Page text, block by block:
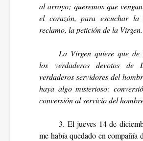
al arroyo; queremos que
el corazón, para escuchar la
reclamo, la petición de la Virgen.
La Virgen quiere que de
los verdaderos devotos de
verdaderos servidores del
haya algo misterioso:
conversión al servicio del
3. El jueves 14 de
me había quedado en compañía